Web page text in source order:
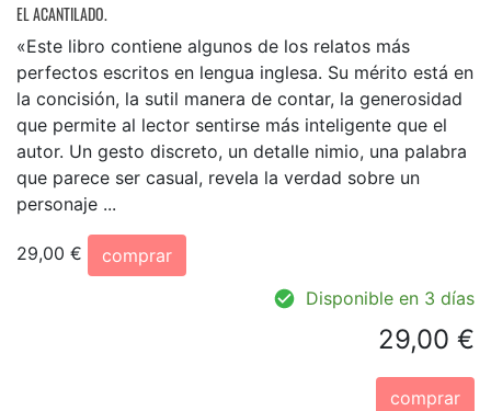
EL ACANTILADO.
«Este libro contiene algunos de los relatos más
perfectos escritos en lengua inglesa. Su mérito está en
la concisión, la sutil manera de contar, la generosidad
que permite al lector sentirse más inteligente que el
autor. Un gesto discreto, un detalle nimio, una palabra
que parece ser casual, revela la verdad sobre un
personaje ...
29,00 €
comprar
Disponible en 3 días
29,00 €
comprar